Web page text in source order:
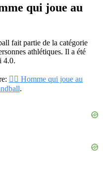
qui joue au
fait partie de la catégorie
athlétiques. Il a été
4.0.
🤾‍♂️ Homme qui joue au
.